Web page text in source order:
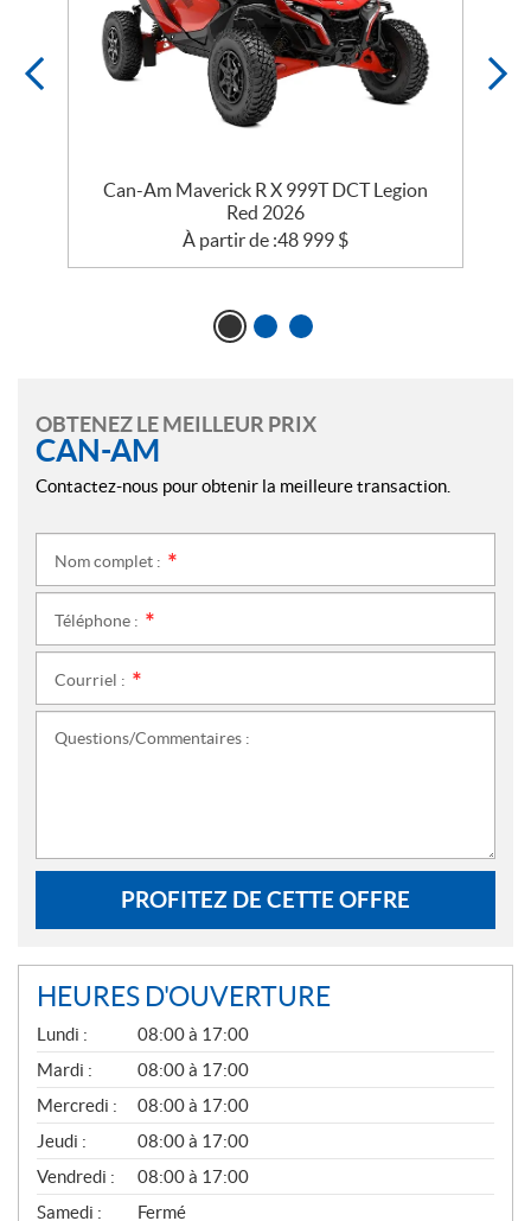
Can-Am Maverick R X 999T DCT Legion
Red 2026
À partir de :48 999 $
OBTENEZ LE MEILLEUR PRIX
CAN-AM
Contactez-nous pour obtenir la meilleure transaction.
Nom complet :
Téléphone :
Courriel :
Questions/Commentaires :
PROFITEZ DE CETTE OFFRE
HEURES D'OUVERTURE
G
É
N
É
R
A
L
Lundi :
08:00 à 17:00
Mardi :
08:00 à 17:00
Mercredi :
08:00 à 17:00
Jeudi :
08:00 à 17:00
Vendredi :
08:00 à 17:00
Samedi :
Fermé